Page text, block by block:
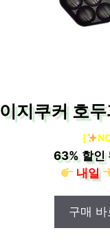
이지쿠커 호
[
63%할인
내일
구매 바